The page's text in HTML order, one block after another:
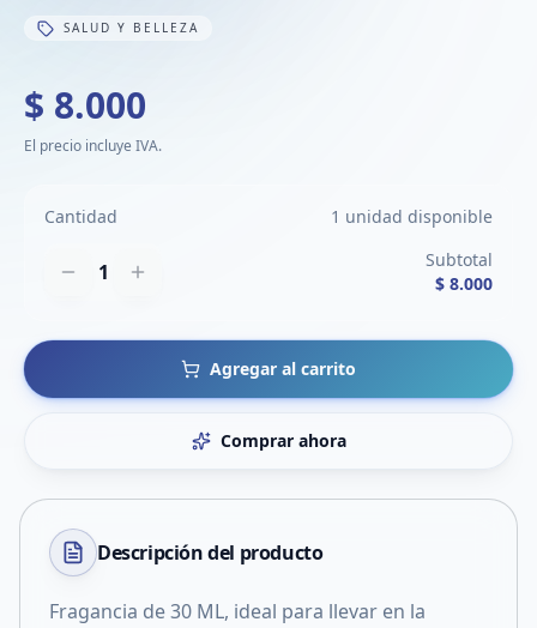
SALUD Y BELLEZA
$ 8.000
El precio incluye IVA.
Cantidad 1 unidad disponible
1
Subtotal
$ 8.000
Agregar al carrito
Comprar ahora
Descripción del producto
Fragancia de 30 ML, ideal para llevar en la